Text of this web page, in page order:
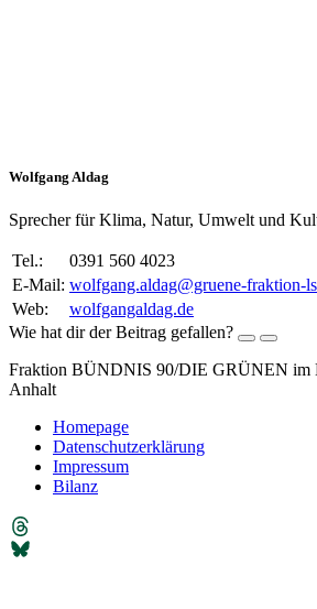
Wolfgang Aldag
Sprecher für Klima, Natur, Umwelt und
Tel.:
0391 560 4023
E-Mail: wolfgang.aldag@gruene-fraktion-
Web:
wolfgangaldag.de
Wie hat dir der Beitrag gefallen?
Fraktion BÜNDNIS 90/DIE GRÜNEN im
Anhalt
Homepage
Datenschutzerklärung
Impressum
Bilanz